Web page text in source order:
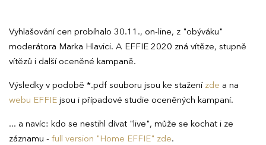
Vyhlašování cen probíhalo 30.11., on-line, z "obýváku"
moderátora Marka Hlavici. A EFFIE 2020 zná vítěze, stupně
vítězů i další oceněné kampaně.
Výsledky v podobě *.pdf souboru jsou ke stažení zde a na
webu EFFIE jsou i případové studie oceněných kampaní.
... a navíc: kdo se nestihl dívat "live", může se kochat i ze
záznamu - full version "Home EFFIE" zde.